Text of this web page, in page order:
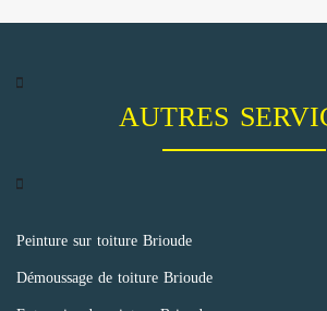
AUTRES
Peinture sur toiture Brioude
Démoussage de toiture Brioude